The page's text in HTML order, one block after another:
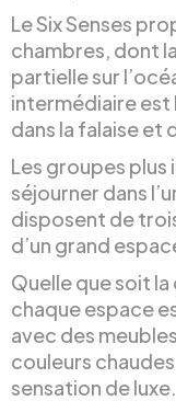
Le Six Senses
chambres, dont
partielle sur
intermédiaire est
dans la falaise et
Les groupes
séjourner dans
disposent de
d’un grand
Quelle que soit la
chaque espace
avec des
couleurs
sensation de luxe.